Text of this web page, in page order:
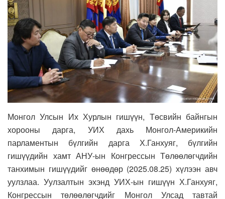
Монгол Улсын Их Хурлын гишүүн, Төсвийн байнгын
хорооны дарга, УИХ дахь Монгол-Америкийн
парламентын бүлгийн дарга Х.Ганхуяг, бүлгийн
гишүүдийн хамт АНУ-ын Конгрессын Төлөөлөгчдийн
танхимын гишүүдийг өнөөдөр (2025.08.25) хүлээн авч
уулзлаа. Уулзалтын эхэнд УИХ-ын гишүүн Х.Ганхуяг,
Конгрессын төлөөлөгчдийг Монгол Улсад тавтай